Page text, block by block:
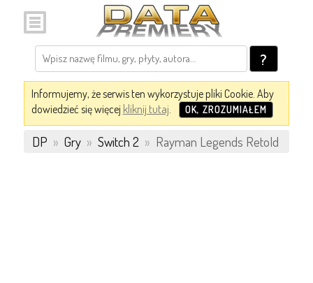
?
Informujemy, że serwis ten wykorzystuje pliki Cookie. Aby
dowiedzieć się więcej kliknij tutaj. OK, ZROZUMIAŁEM
DP » Gry » Switch 2 » Rayman Legends Retold